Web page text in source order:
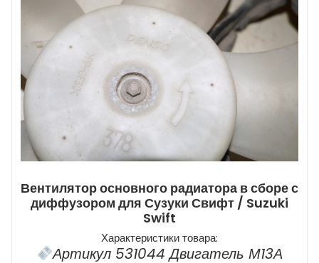
Вентилятор основного радиатора в сборе с
диффузором для Сузуки Свифт / Suzuki
Swift
Характеристики товара:
Артикул 531044 Двигатель М13А